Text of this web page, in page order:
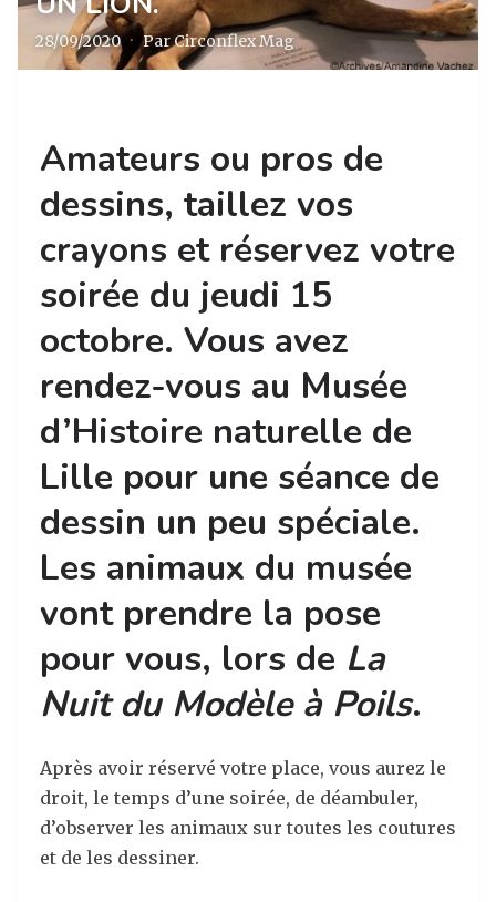
28/09/2020 · Par Circonflex Mag
Amateurs ou pros de
dessins, taillez vos
crayons et réservez votre
soirée du jeudi 15
octobre. Vous avez
rendez-vous au Musée
d’Histoire naturelle de
Lille pour une séance de
dessin un peu spéciale.
Les animaux du musée
vont prendre la pose
pour vous, lors de La
Nuit du Modèle à Poils.
Après avoir réservé votre place, vous aurez le
droit, le temps d’une soirée, de déambuler,
d’observer les animaux sur toutes les coutures
et de les dessiner.